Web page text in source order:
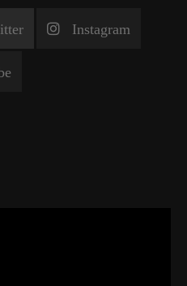
Instagram